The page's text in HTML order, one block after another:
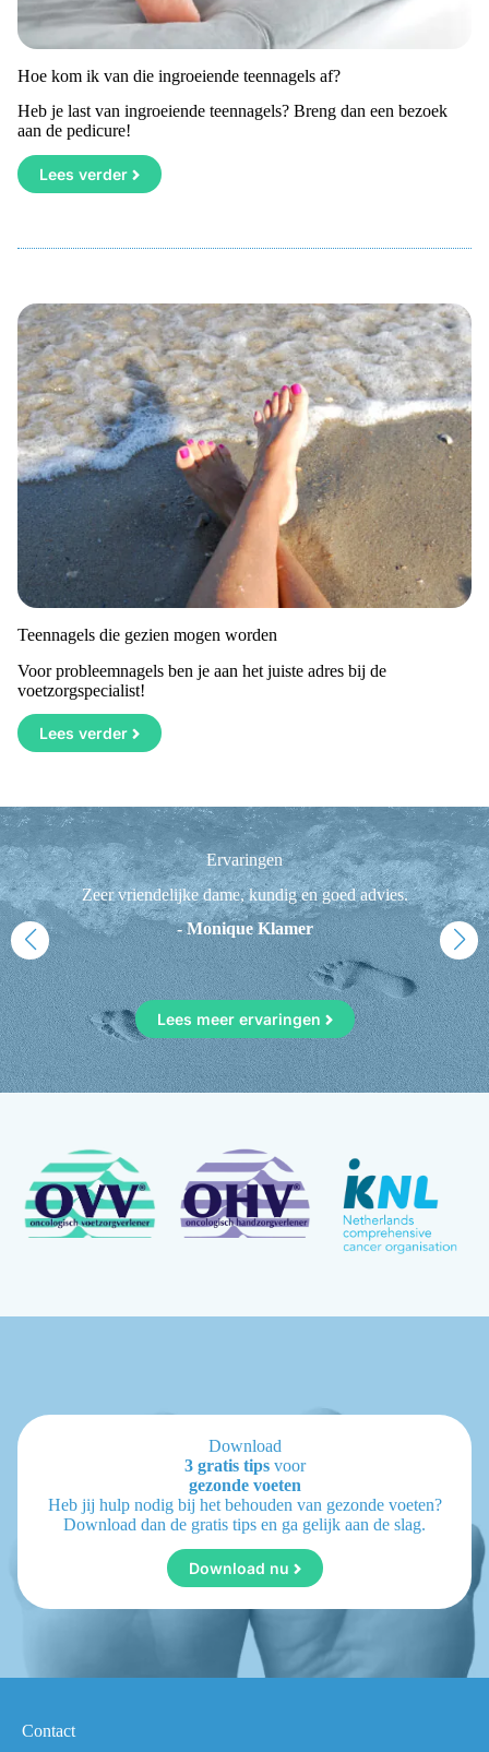
Hoe kom ik van die ingroeiende teennagels af?
Heb je last van ingroeiende teennagels? Breng dan een bezoek
aan de pedicure!
Lees verder
Teennagels die gezien mogen worden
Voor probleemnagels ben je aan het juiste adres bij de
voetzorgspecialist!
Lees verder
Ervaringen
Zeer vriendelijke dame, kundig en goed advies.
- Monique Klamer
Lees meer ervaringen
Download
3 gratis tipsvoor
gezonde voeten
Heb jij hulp nodig bij het behouden van gezonde voeten?
Download dan de gratis tips en ga gelijk aan de slag.
Download nu
Contact